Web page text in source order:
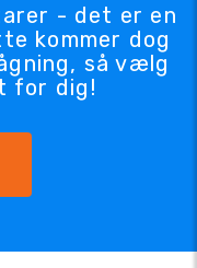
- det er en
kommer dog
så vælg
for dig!